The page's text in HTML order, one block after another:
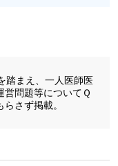
踏まえ、一人医師医
問題等についてＱ
さず掲載。